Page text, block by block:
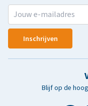
Inschrijven
Blijf op de